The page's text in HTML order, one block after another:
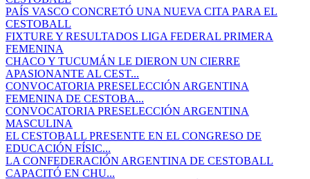
PAÍS VASCO CONCRETÓ UNA NUEVA CITA PARA EL
CESTOBALL
FIXTURE Y RESULTADOS LIGA FEDERAL PRIMERA
FEMENINA
CHACO Y TUCUMÁN LE DIERON UN CIERRE
APASIONANTE AL CEST...
CONVOCATORIA PRESELECCIÓN ARGENTINA
FEMENINA DE CESTOBA...
CONVOCATORIA PRESELECCIÓN ARGENTINA
MASCULINA
EL CESTOBALL PRESENTE EN EL CONGRESO DE
EDUCACIÓN FÍSIC...
LA CONFEDERACIÓN ARGENTINA DE CESTOBALL
CAPACITÓ EN CHU...